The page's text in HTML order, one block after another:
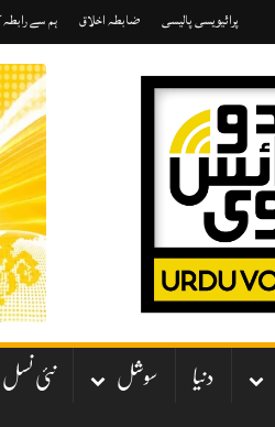
پرائیویسی پالیسی ضابطہ اخلاق ہم سے
دنیا سوشل نئی نسل